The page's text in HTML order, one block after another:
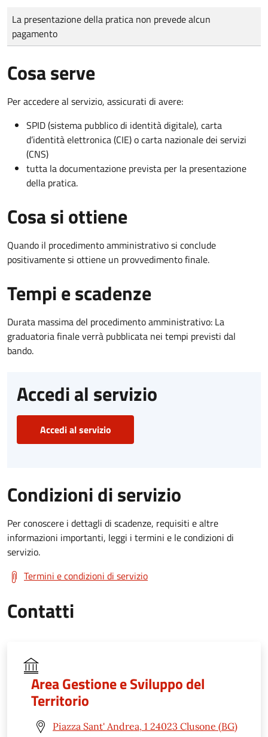
Tipo di pagamento
Importo
La presentazione della pratica non prevede alcun
pagamento
Cosa serve
Per accedere al servizio, assicurati di avere:
SPID (sistema pubblico di identità digitale), carta
d’identità elettronica (CIE) o carta nazionale dei servizi
(CNS)
tutta la documentazione prevista per la presentazione
della pratica.
Cosa si ottiene
Quando il procedimento amministrativo si conclude
positivamente si ottiene un provvedimento finale.
Tempi e scadenze
Durata massima del procedimento amministrativo: La
graduatoria finale verrà pubblicata nei tempi previsti dal
bando.
Accedi al servizio
Accedi al servizio
Condizioni di servizio
Per conoscere i dettagli di scadenze, requisiti e altre
informazioni importanti, leggi i termini e le condizioni di
servizio.
Termini e condizioni di servizio
Contatti
Area Gestione e Sviluppo del
Territorio
Piazza Sant' Andrea, 1 24023 Clusone (BG)